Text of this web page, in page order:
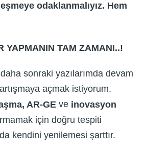
odaklanmalıyız. Hem
YAPMANIN TAM ZAMANI..!
sonraki yazılarımda devam
açmak istiyorum.
AR-GE ve inovasyon
için doğru tespiti
kendini yenilemesi şarttır.